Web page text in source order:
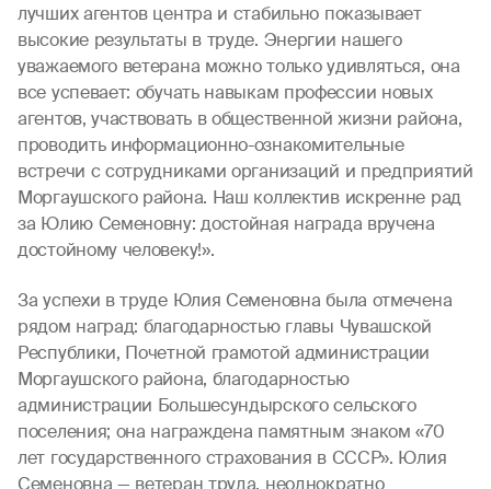
лучших агентов центра и стабильно показывает
высокие результаты в труде. Энергии нашего
уважаемого ветерана можно только удивляться, она
все успевает: обучать навыкам профессии новых
агентов, участвовать в общественной жизни района,
проводить информационно-ознакомительные
встречи с сотрудниками организаций и предприятий
Моргаушского района. Наш коллектив искренне рад
за Юлию Семеновну: достойная награда вручена
достойному человеку!».
За успехи в труде Юлия Семеновна была отмечена
рядом наград: благодарностью главы Чувашской
Республики, Почетной грамотой администрации
Моргаушского района, благодарностью
администрации Большесундырского сельского
поселения; она награждена памятным знаком «70
лет государственного страхования в СССР». Юлия
Семеновна — ветеран труда, неоднократно